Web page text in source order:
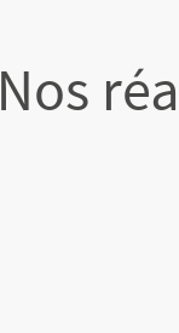
Nos